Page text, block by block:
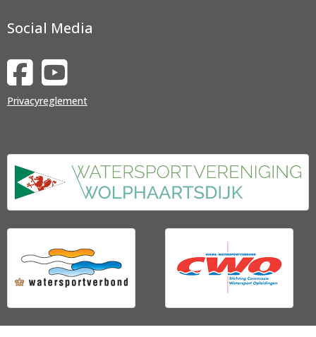
Social Media
Privacyreglement